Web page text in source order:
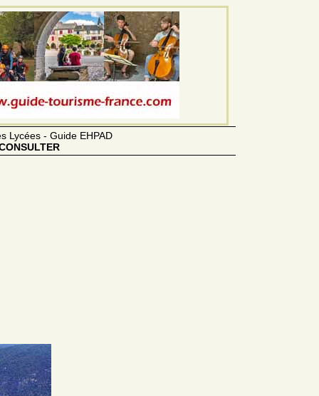
Lycées - Guide EHPAD